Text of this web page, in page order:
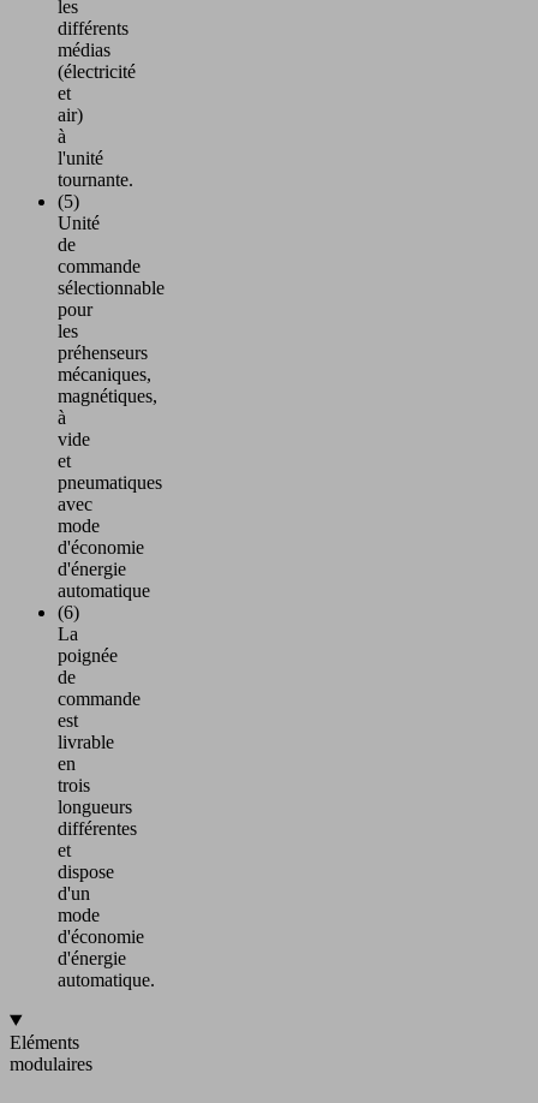
les
différents
médias
(électricité
et
air)
à
l'unité
tournante.
(5)
Unité
de
commande
sélectionnable
pour
les
préhenseurs
mécaniques,
magnétiques,
à
vide
et
pneumatiques
avec
mode
d'économie
d'énergie
automatique
(6)
La
poignée
de
commande
est
livrable
en
trois
longueurs
différentes
et
dispose
d'un
mode
d'économie
d'énergie
automatique.
Eléments
modulaires